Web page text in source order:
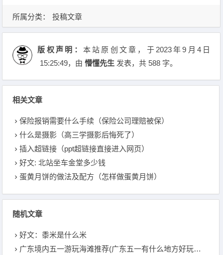
所属分类： 投稿文章
版权声明： 本站原创文章，于2023年9月4日
15:25:49，由懵懂先生 发表，共 588 字。
相关文章
保险报销需要什么手续（保险公司理赔被保）
什么是摄影（高三学摄影后悔死了）
插入超链接（ppt超链接直接进入网页）
好文: 北站坐车金堂多少钱
蛋黄月饼的做法及配方（怎样做蛋黄月饼）
随机文章
好文：黍米是什么米
广东境内五一游玩海滩推荐(广东五一有什么地方好玩海滩)